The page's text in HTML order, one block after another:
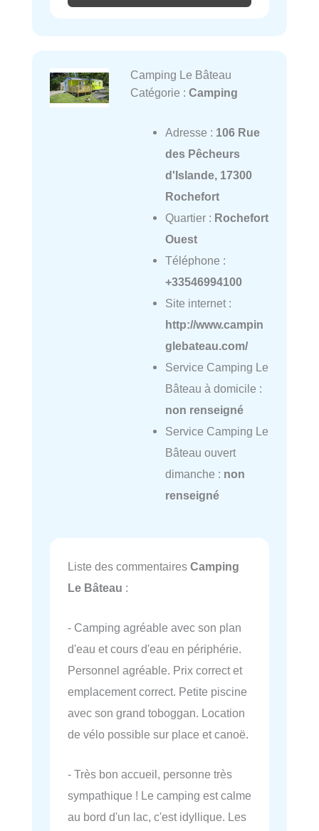
Camping Le Bâteau
Catégorie : Camping
Adresse : 106 Rue
des Pêcheurs
d'Islande, 17300
Rochefort
Quartier : Rochefort
Ouest
Téléphone :
+33546994100
Site internet :
http://www.campin
glebateau.com/
Service Camping Le
Bâteau à domicile :
non renseigné
Service Camping Le
Bâteau ouvert
dimanche : non
renseigné
Liste des commentaires Camping
Le Bâteau :
- Camping agréable avec son plan
d'eau et cours d'eau en périphérie.
Personnel agréable. Prix correct et
emplacement correct. Petite piscine
avec son grand toboggan. Location
de vélo possible sur place et canoë.
- Très bon accueil, personne très
sympathique ! Le camping est calme
au bord d'un lac, c'est idyllique. Les